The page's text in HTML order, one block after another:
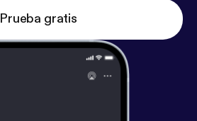
Prueba gratis